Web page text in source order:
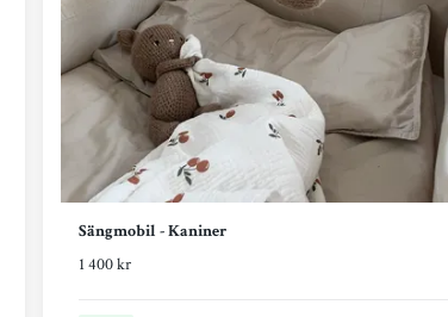
Sängmobil - Kaniner
1 400 kr